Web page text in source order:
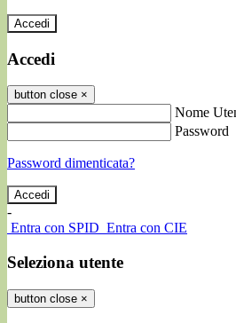
Accedi
Accedi
button close ×
Nome
Password
Password dimenticata?
-
Entra con SPID Entra con CIE
Seleziona utente
button close ×